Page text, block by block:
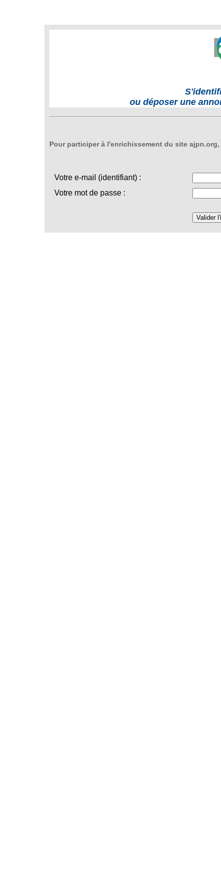
ou déposer une
Pour participer à l'enrichissement du site
Votre e-mail (identifiant) :
Votre mot de passe :